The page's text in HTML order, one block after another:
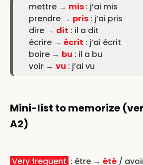
mettre → mis : j’ai mis
prendre → pris : j’ai pris
dire → dit : il a dit
écrire → écrit : j’ai écrit
boire → bu : il a bu
voir → vu : j’ai vu
Mini-list to memorize
A2)
Very frequent : être → été /